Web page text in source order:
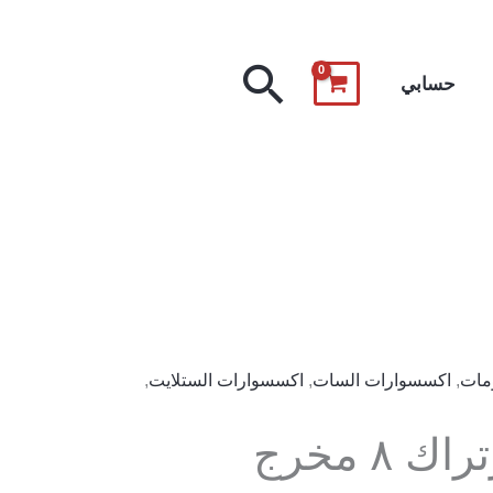
حسابي البحث
, اكسسوارات السات, اكسسوارات الستلايت,
مخرج